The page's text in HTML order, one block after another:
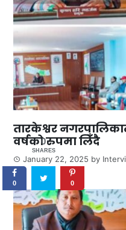
तारकेश्वर
वर्षको रुपमा लिँदै
January 22, 2025 by
0
SHARES
0 0